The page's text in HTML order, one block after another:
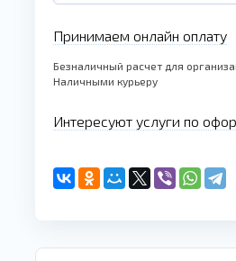
Принимаем онлайн оплату
Безналичный расчет для
Наличными курьеру
Интересуют услуги по